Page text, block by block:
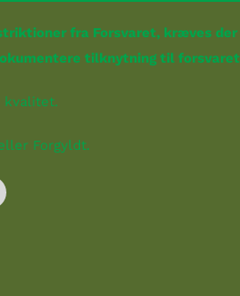
fra Forsvaret, kræves
tilknytning til
kvalitet.
Forgyldt.